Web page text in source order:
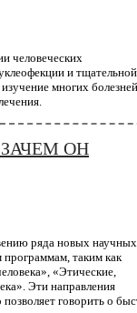
опухоли. Первые клинические
запустила крупный проект,
будут получены у двух
человеческих
и тщательной
многих болезней
ОН
ряда новых научных
таким как
«Этические,
Эти направления
говорить о